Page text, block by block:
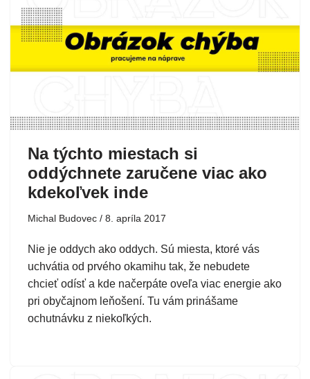
Na týchto miestach si
oddýchnete zaručene viac ako
kdekoľvek inde
Michal Budovec 8. apríla 2017
Nie je oddych ako oddych. Sú miesta, ktoré vás
uchvátia od prvého okamihu tak, že nebudete
chcieť odísť a kde načerpáte oveľa viac energie ako
pri obyčajnom leňošení. Tu vám prinášame
ochutnávku z niekoľkých.